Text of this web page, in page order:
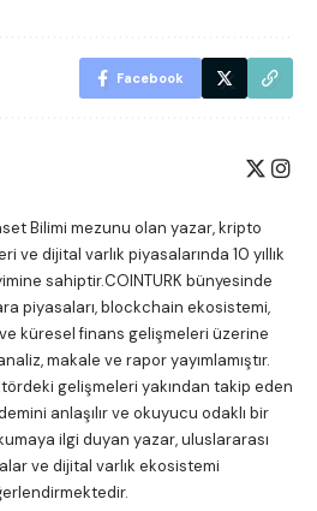
Facebook
Bilimi mezunu olan yazar, kripto
dijital varlık piyasalarında 10 yıllık
sahiptir.COINTURK bünyesinde
piyasaları, blockchain ekosistemi,
küresel finans gelişmeleri üzerine
makale ve rapor yayımlamıştır.
gelişmeleri yakından takip eden
anlaşılır ve okuyucu odaklı bir
ilgi duyan yazar, uluslararası
ve dijital varlık ekosistemi